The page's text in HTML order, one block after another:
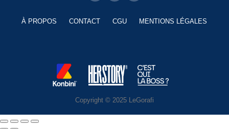
À PROPOS CONTACT CGU MENTIONS LÉGALES
Copyright © 2025 LeGorafi